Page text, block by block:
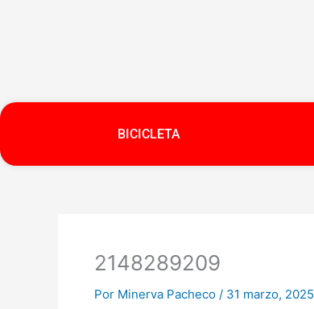
BICICLETA
2148289209
Por Minerva Pacheco / 31 marzo, 2025